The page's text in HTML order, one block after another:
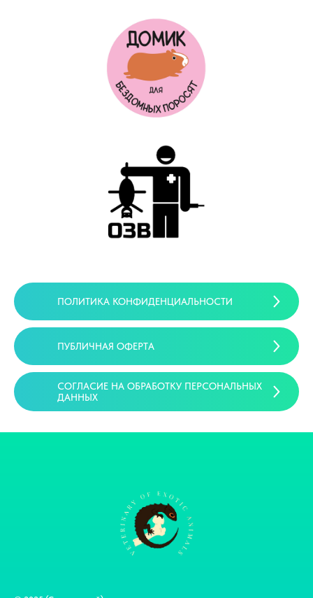
ПОЛИТИКА КОНФИДЕНЦИАЛЬНОСТИ
ПУБЛИЧНАЯ ОФЕРТА
СОГЛАСИЕ НА ОБРАБОТКУ ПЕРСОНАЛЬНЫХ
ДАННЫХ